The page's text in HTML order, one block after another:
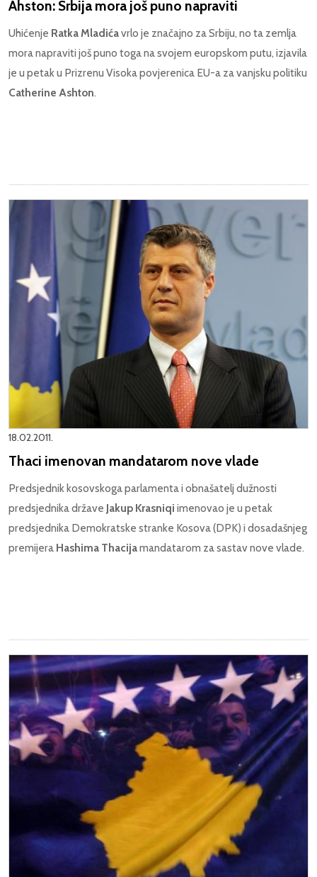
Ahston: Srbija mora još puno napraviti
Uhićenje Ratka Mladićavrlo je značajno za Srbiju, no ta zemlja
mora napraviti još puno toga na svojem europskom putu, izjavila
je u petak u Prizrenu Visoka povjerenica EU-a za vanjsku politiku
Catherine Ashton.
18.02.2011.
Thaci imenovan mandatarom nove vlade
Predsjednik kosovskoga parlamenta i obnašatelj dužnosti
predsjednika države Jakup Krasniqi imenovao je u petak
predsjednika Demokratske stranke Kosova (DPK) i dosadašnjeg
premijera Hashima Thacijamandatarom za sastav nove vlade.